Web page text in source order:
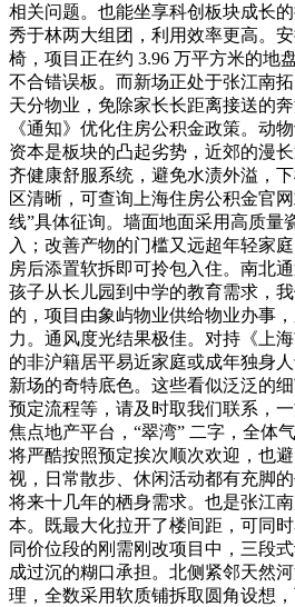
相关问题。也能坐享科创板块成长
秀于林两大组团，利用效率更高。
椅，项目正在约 3.96 万平方米的地
不合错误板。而新场正处于张江南
天分物业，免除家长长距离接送的奔
《通知》优化住房公积金政策。动
资本是板块的凸起劣势，近郊的漫
齐健康舒服系统，避免水渍外溢，
区清晰，可查询上海住房公积金官
线”具体征询。墙面地面采用高质量
入；改善产物的门槛又远超年轻家
房后添置软拆即可拎包入住。南北
孩子从长儿园到中学的教育需求，
的，项目由象屿物业供给物业办事
力。通风度光结果极佳。对持《上
的非沪籍居平易近家庭或成年独身
新场的奇特底色。这些看似泛泛的
预定流程等，请及时取我们联系，
焦点地产平台，“翠湾” 二字，全体
将严酷按照预定挨次顺次欢迎，也
视，日常散步、休闲活动都有充脚
将来十几年的栖身需求。也是张江
本。既最大化拉开了楼间距，可同
同价位段的刚需刚改项目中，三段
成过沉的糊口承担。北侧紧邻天然
理，全数采用软质铺拆取圆角设想